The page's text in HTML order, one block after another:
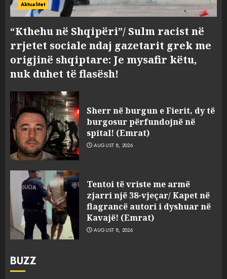
Aktualitet
“Kthehu në Shqipëri”/ Sulm racist në
rrjetet sociale ndaj gazetarit grek me
origjinë shqiptare: Je mysafir këtu,
nuk duhet të flasësh!
Sherr në burgun e Fierit, dy të
burgosur përfundojnë në
spital! (Emrat)
AUGUST 8, 2026
Tentoi të vriste me armë
zjarri një 38-vjeçar/ Kapet në
flagrancë autori i dyshuar në
Kavajë! (Emrat)
AUGUST 8, 2026
BUZZ